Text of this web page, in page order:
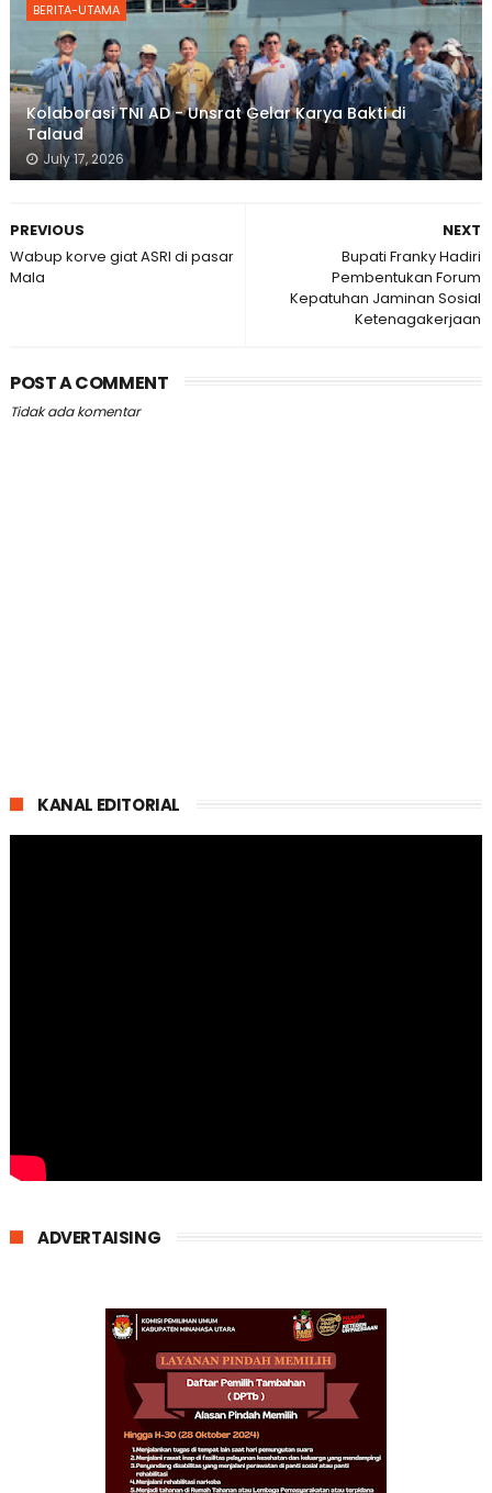
BERITA-UTAMA
Kolaborasi TNI AD - Unsrat Gelar Karya Bakti di
Talaud
July 17, 2026
NEXT
Bupati Franky Hadiri
Pembentukan Forum
Kepatuhan Jaminan Sosial
Ketenagakerjaan
PREVIOUS
Wabup korve giat ASRI di pasar
Mala
POST A COMMENT
Tidak ada komentar
KANAL EDITORIAL
ADVERTAISING